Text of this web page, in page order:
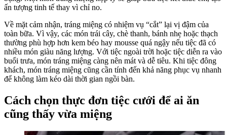
ấn tượng tinh tế thay vì chỉ no.
Về mặt cảm nhận, tráng miệng có nhiệm vụ “cắt” lại vị đậm của
toàn bữa. Vì vậy, các món trái cây, chè thanh, bánh nhẹ hoặc thạch
thường phù hợp hơn kem béo hay mousse quá ngậy nếu tiệc đã có
nhiều món giàu năng lượng. Với tiệc ngoài trời hoặc tiệc diễn ra vào
buổi trưa, món tráng miệng càng nên mát và dễ tiêu. Khi tiệc đông
khách, món tráng miệng cũng cần tính đến khả năng phục vụ nhanh
để không làm kéo dài thời gian ngồi bàn.
Cách chọn thực đơn tiệc cưới để ai ăn
cũng thấy vừa miệng